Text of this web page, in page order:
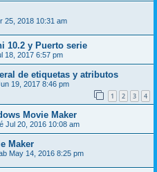
25, 2018 10:31 am
10.2 y Puerto serie
18, 2017 6:57 pm
de etiquetas y atributos
19, 2017 8:46 pm
1 2 3 4
Movie Maker
Jul 20, 2016 10:08 am
Maker
May 14, 2016 8:25 pm